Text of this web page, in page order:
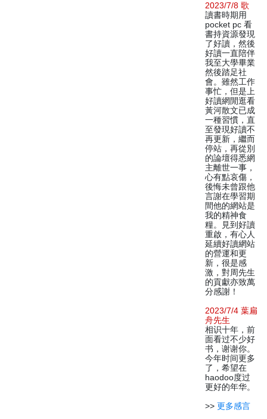
2023/7/8 歌
讀書時期用
pocket pc 看
書持資源發現
了好讀，然後
好讀一直陪伴
我至大學畢業
然後踏足社
會。雖然工作
事忙，但是上
好讀網閒逛看
黃河散文已成
一種習慣，直
至發現好讀不
再更新，繼而
停站，再從別
的論壇得悉網
主離世一事，
心有點哀傷，
後悔未曾跟他
言謝在學習期
間他的網站是
我的精神食
糧。見到好讀
重啟，有心人
延續好讀網站
的營運和更
新，很是感
激，對周先生
的貢獻亦致萬
分感謝！
2023/7/4 葉扁
舟先生
相识十年，前
面看过不少好
书，谢谢你。
今年时间更多
了，希望在
haodoo度过
更好的年华。
>> 更多感言